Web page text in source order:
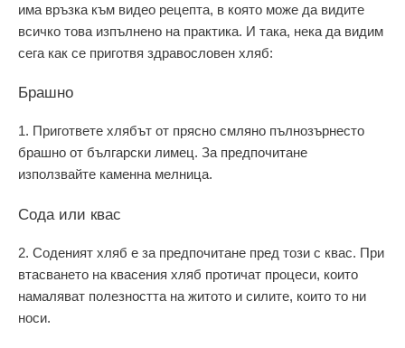
има връзка към видео рецепта, в която може да видите
всичко това изпълнено на практика. И така, нека да видим
сега как се приготвя здравословен хляб:
Брашно
1. Пригответе хлябът от прясно смляно пълнозърнесто
брашно от български лимец. За предпочитане
използвайте каменна мелница.
Сода или квас
2. Соденият хляб е за предпочитане пред този с квас. При
втасването на квасения хляб протичат процеси, които
намаляват полезността на житото и силите, които то ни
носи.